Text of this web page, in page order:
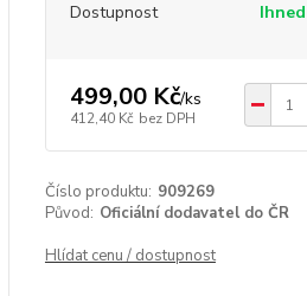
Dostupnost
499,00 Kč/ks
412,40 Kč bez DPH
Číslo produktu: 909269
Původ: Oficiální dodavatel do ČR
Hlídat cenu / dostupnost